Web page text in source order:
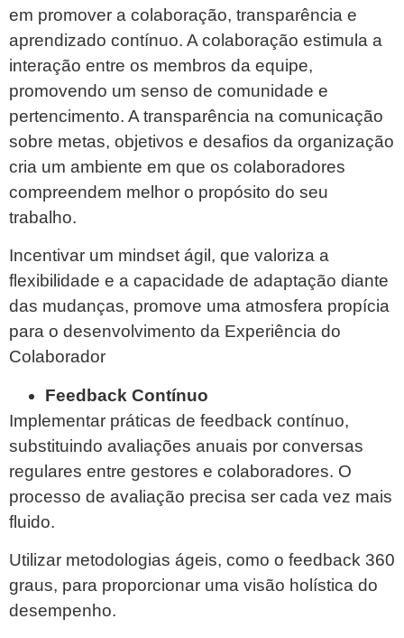
em promover a colaboração, transparência e
aprendizado contínuo. A colaboração estimula a
interação entre os membros da equipe,
promovendo um senso de comunidade e
pertencimento. A transparência na comunicação
sobre metas, objetivos e desafios da organização
cria um ambiente em que os colaboradores
compreendem melhor o propósito do seu
trabalho.
Incentivar um mindset ágil, que valoriza a
flexibilidade e a capacidade de adaptação diante
das mudanças, promove uma atmosfera propícia
para o desenvolvimento da Experiência do
Colaborador
Feedback Contínuo
Implementar práticas de feedback contínuo,
substituindo avaliações anuais por conversas
regulares entre gestores e colaboradores. O
processo de avaliação precisa ser cada vez mais
fluido.
Utilizar metodologias ágeis, como o feedback 360
graus, para proporcionar uma visão holística do
desempenho.